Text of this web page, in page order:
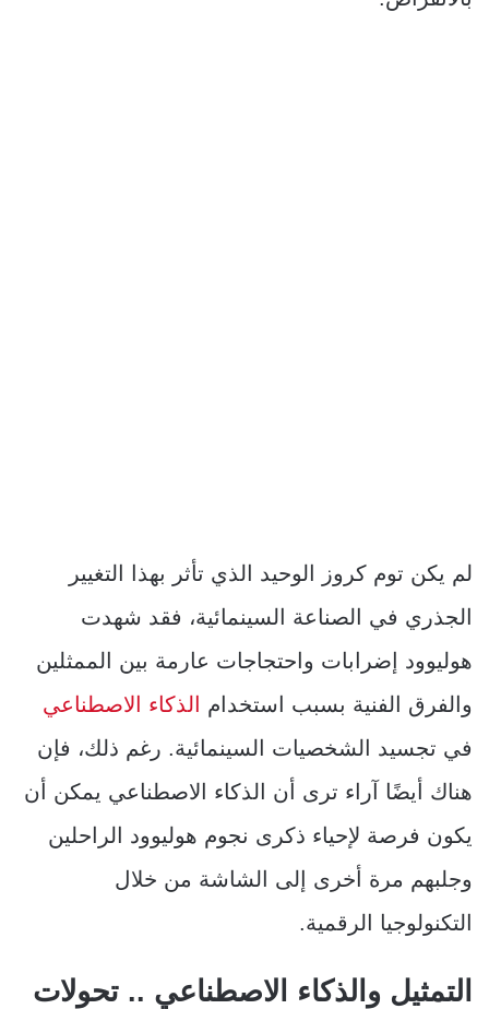
لم يكن توم كروز الوحيد الذي تأثر بهذا التغيير
الجذري في الصناعة السينمائية، فقد شهدت
هوليوود إضرابات واحتجاجات عارمة بين الممثلين
والفرق الفنية بسبب استخدام الذكاء الاصطناعي
في تجسيد الشخصيات السينمائية. رغم ذلك، فإن
هناك أيضًا آراء ترى أن الذكاء الاصطناعي يمكن أن
يكون فرصة لإحياء ذكرى نجوم هوليوود الراحلين
وجلبهم مرة أخرى إلى الشاشة من خلال
التكنولوجيا الرقمية.
التمثيل والذكاء الاصطناعي .. تحولات